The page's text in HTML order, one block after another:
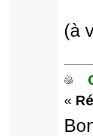
(à
«